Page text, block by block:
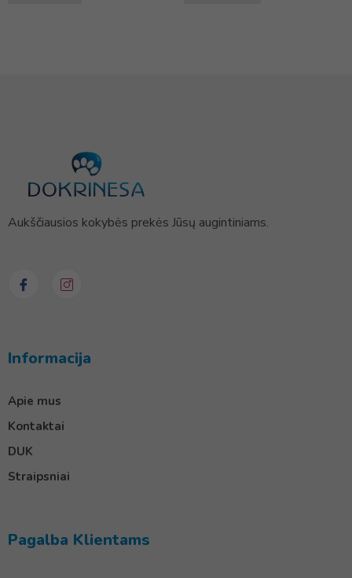
Aukščiausios kokybės prekės Jūsų augintiniams.
Informacija
Apie mus
Kontaktai
DUK
Straipsniai
Pagalba Klientams